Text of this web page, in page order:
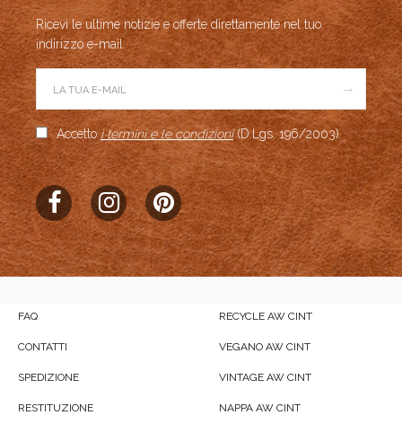
Ricevi le ultime notizie e offerte direttamente nel tuo
indirizzo e-mail.
→
Accetto i termini e le condizioni(D.Lgs. 196/2003)
FAQ
CONTATTI
SPEDIZIONE
RESTITUZIONE
RECYCLE AW CINT
VEGANO AW CINT
VINTAGE AW CINT
NAPPA AW CINT